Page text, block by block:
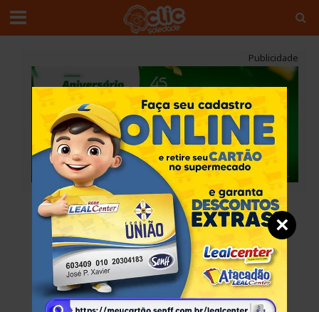
Publicidade
Política de Privacidade
1. Informações gerais
A presente Política de Privacidade contém
×